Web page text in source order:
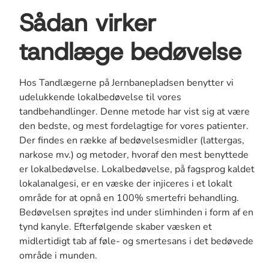
Sådan virker
tandlæge bedøvelse
Hos Tandlægerne på Jernbanepladsen benytter vi
udelukkende lokalbedøvelse til vores
tandbehandlinger. Denne metode har vist sig at være
den bedste, og mest fordelagtige for vores patienter.
Der findes en række af bedøvelsesmidler (lattergas,
narkose mv.) og metoder, hvoraf den mest benyttede
er lokalbedøvelse. Lokalbedøvelse, på fagsprog kaldet
lokalanalgesi, er en væske der injiceres i et lokalt
område for at opnå en 100% smertefri behandling.
Bedøvelsen sprøjtes ind under slimhinden i form af en
tynd kanyle. Efterfølgende skaber væsken et
midlertidigt tab af føle- og smertesans i det bedøvede
område i munden.